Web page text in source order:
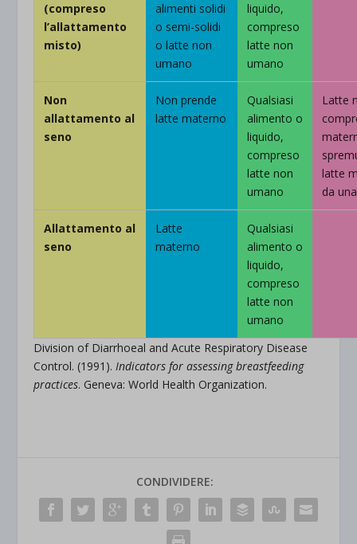
(compreso
l’allattamento
misto)
alimenti solidi
o semi-solidi
o latte non
umano
liquido,
compreso
latte non
umano
Non
allattamento al
seno
Non prende
latte materno
Qualsiasi
alimento o
liquido,
compreso
latte non
umano
Latte
latte
da
Allattamento al
seno
Latte
materno
Qualsiasi
alimento o
liquido,
compreso
latte non
umano
Division of Diarrhoeal and Acute Respiratory Disease
Control. (1991).Indicators for assessing breastfeeding
practices. Geneva: World Health Organization.
CONDIVIDERE: